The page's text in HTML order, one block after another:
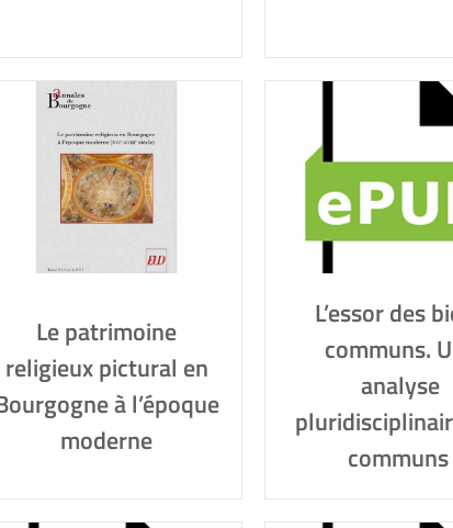
Le patrimoine
religieux pictural en
à l’époque
moderne
L’essor des
communs.
analyse
communs